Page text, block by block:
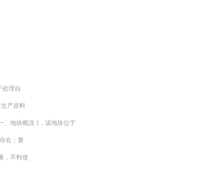
处理自
产原料
、地块概况 1．该地块位于
在；要
，不料使